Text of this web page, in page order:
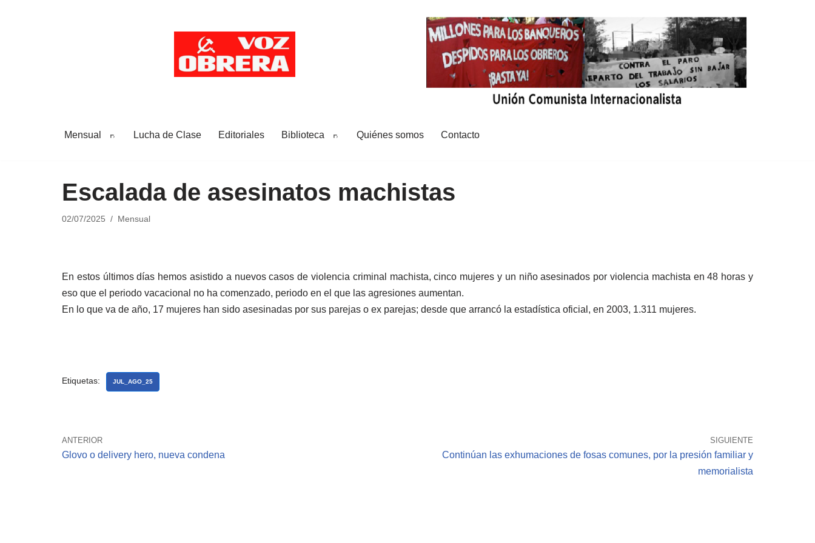
Mensual Lucha de Clase Editoriales Biblioteca Quiénes somos Contacto
Escalada de asesinatos machistas
02/07/2025 Mensual
En estos últimos días hemos asistido a nuevos casos de violencia criminal machista, cinco mujeres y un niño asesinados por violencia machista en 48 horas y
eso que el periodo vacacional no ha comenzado, periodo en el que las agresiones aumentan.
En lo que va de año, 17 mujeres han sido asesinadas por sus parejas o ex parejas; desde que arrancó la estadística oficial, en 2003, 1.311 mujeres.
Etiquetas: JUL_AGO_25
ANTERIOR
Glovo o delivery hero, nueva condena
SIGUIENTE
Continúan las exhumaciones de fosas comunes, por la presión familiar y
memorialista